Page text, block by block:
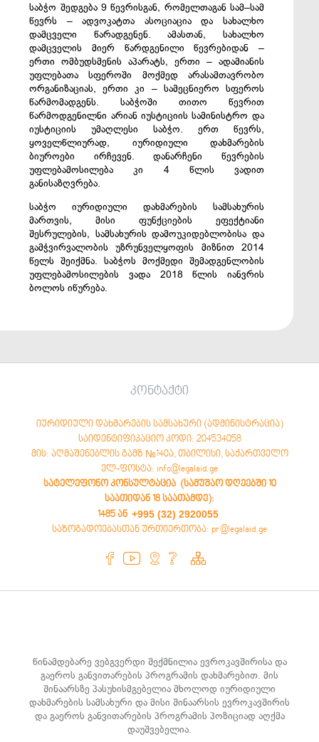
საბჭო შედგება 9 წევრისგან, რომელთაგან სამ–სამ
წევრს – ადვოკატთა ასოციაცია და სახალხო
დამცველი წარადგენენ. ამასთან, სახალხო
დამცველის მიერ წარდგენილი წევრებიდან –
ერთი ომბუდსმენის აპარატს, ერთი – ადამიანის
უფლებათა სფეროში მოქმედ არასამთავრობო
ორგანიზაციას, ერთი კი – სამეცნიერო სფეროს
წარმომადგენს. საბჭოში თითო წევრით
წარმოდგენილნი არიან იუსტიციის სამინისტრო და
იუსტიციის უმაღლესი საბჭო. ერთ წევრს,
ყოველწლიურად, იურიდიული დახმარების
ბიუროები ირჩევენ. დანარჩენი წევრების
უფლებამოსილება კი 4 წლის ვადით
განისაზღვრება.
საბჭო იურიდიული დახმარების სამსახურის
მართვის, მისი ფუნქციების ეფექტიანი
შესრულების, სამსახურის დამოუკიდებლობისა და
გამჭვირვალობის უზრუნველყოფის მიზნით 2014
წელს შეიქმნა. საბჭოს მოქმედი შემადგენლობის
უფლებამოსილების ვადა 2018 წლის იანვრის
ბოლოს იწურება.
კონტაქტი
იურიდიული დახმარების სამსახური (ადმინისტრაცია)
საიდენტიფიკაციო კოდი: 204534058
მის: აღმაშენებლის გამზ №140ა, თბილისი, საქართველო
ელ-ფოსტა: info@legalaid.ge
სატელეფონო კონსულტაცია (სამუშაო დღეებში 10
საათიდან 18 საათამდე):
1485 ან +995 (32) 2920055
საზოგადოებასთან ურთიერთობა: pr@legalaid.ge
წინამდებარე ვებგვერდი შექმნილია ევროკავშირისა და
გაეროს განვითარების პროგრამის დახმარებით. მის
შინაარსზე პასუხისმგებელია მხოლოდ იურიდიული
დახმარების სამსახური და მისი შინაარსის ევროკავშირის
და გაეროს განვითარების პროგრამის პოზიციად აღქმა
დაუშვებელია.